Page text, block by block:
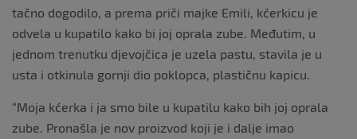
tačno dogodilo, a prema priči majke Emili, kćerkicu je
odvela u kupatilo kako bi joj oprala zube. Međutim, u
jednom trenutku djevojčica je uzela pastu, stavila je u
usta i otkinula gornji dio poklopca, plastičnu kapicu.
“Moja kćerka i ja smo bile u kupatilu kako bih joj oprala
zube. Pronašla je nov proizvod koji je i dalje imao